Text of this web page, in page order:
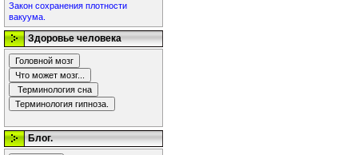
Закон сохранения плотности
вакуума.
Здоровье человека
Блог.